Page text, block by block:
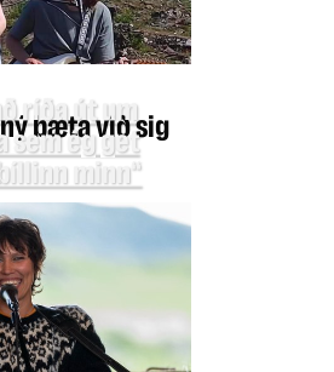
bæta við sig
ríða út um
sem ég get
minn“